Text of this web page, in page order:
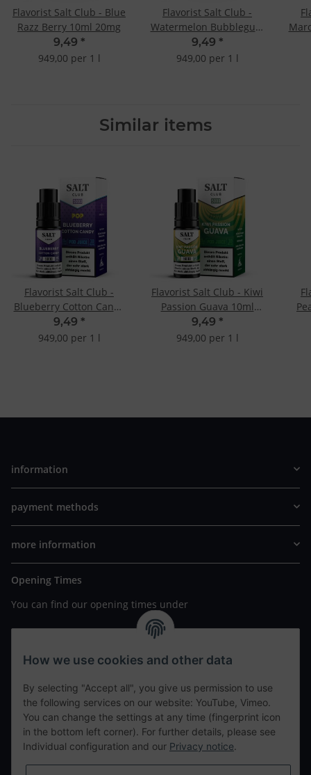
Flavorist Salt Club - Blue
Razz Berry 10ml 20mg
9,49 *
949,00 per 1 l
Flavorist Salt Club -
Watermelon Bubblegum
10ml 20mg
9,49 *
949,00 per 1 l
Similar items
Flavorist Salt Club -
Blueberry Cotton Candy
10ml 20mg
9,49 *
949,00 per 1 l
Flavorist Salt Club - Kiwi
Passion Guava 10ml
20mg
9,49 *
949,00 per 1 l
information
payment methods
more information
Opening Times
You can find our opening times under
https://www.wannavapor.de/Filialen
your personal site
contact details
tweet
teilen
How we use cookies and other data
By selecting "Accept all", you give us permission to use
the following services on our website: YouTube, Vimeo.
You can change the settings at any time (fingerprint icon
in the bottom left corner). For further details, please see
Individual configuration and our Privacy notice.